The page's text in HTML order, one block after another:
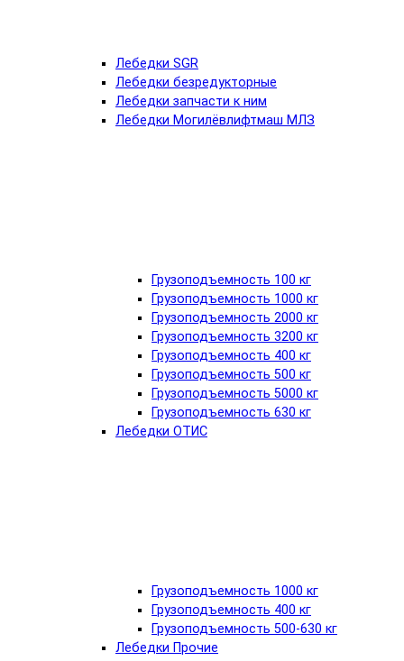
Лебедки SGR
Лебедки безредукторные
Лебедки запчасти к ним
Лебедки Могилёвлифтмаш МЛЗ
Грузоподъемность 100 кг
Грузоподъемность 1000 кг
Грузоподъемность 2000 кг
Грузоподъемность 3200 кг
Грузоподъемность 400 кг
Грузоподъемность 500 кг
Грузоподъемность 5000 кг
Грузоподъемность 630 кг
Лебедки ОТИС
Грузоподъемность 1000 кг
Грузоподъемность 400 кг
Грузоподъемность 500-630 кг
Лебедки Прочие